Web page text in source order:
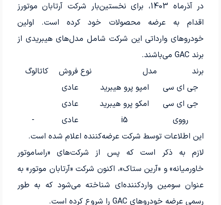
در آذرماه 1403، برای نخستین‌بار شرکت آرتابان موتورز
اقدام به عرضه محصولات خود کرده است. اولین
خودروهای وارداتی این شرکت شامل مدل‌های هیبریدی از
برند GAC می‌باشند.
برند
مدل نوع فروش
کاتالوگ
جی ای سی
امپو پرو هیبرید
عادی
جی ای سی
امکو پرو هیبرید
عادی
رووی
i5 عادی
-
این اطلاعات توسط شرکت عرضه‌کننده اعلام شده است.
لازم به ذکر است که پس از شرکت‌های «راساموتور
خاورمیانه» و «آرین ستاک»، اکنون شرکت «آرتابان موتور» به
عنوان سومین واردکننده‌ای شناخته می‌شود که به طور
رسمی عرضه خودروهای GAC را شروع کرده است.